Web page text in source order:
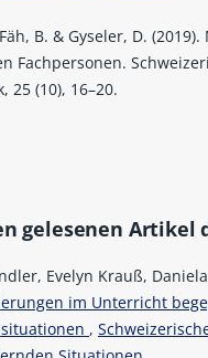
B. & Gyseler, D. (2019).
Fachpersonen.
25 (10), 16–20.
gelesenen Artikel
Evelyn Krauß,
im Unterricht
,